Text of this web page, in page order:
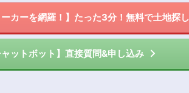
ーカーを網羅！】たった3分！無料で土地探し
ャットボット】直接質問&申し込み